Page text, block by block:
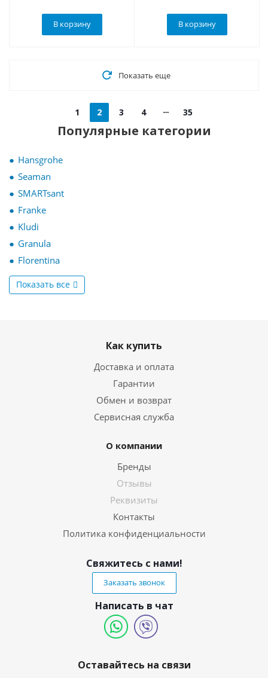
В корзину В корзину
Показать еще
1 2 3 4 35
Популярные категории
Hansgrohe
Seaman
SMARTsant
Franke
Kludi
Granula
Florentina
Показать все
Как купить
Доставка и оплата
Гарантии
Обмен и возврат
Сервисная служба
О компании
Бренды
Отзывы
Реквизиты
Контакты
Политика конфиденциальности
Свяжитесь с нами!
Заказать звонок
Написать в чат
Оставайтесь на связи